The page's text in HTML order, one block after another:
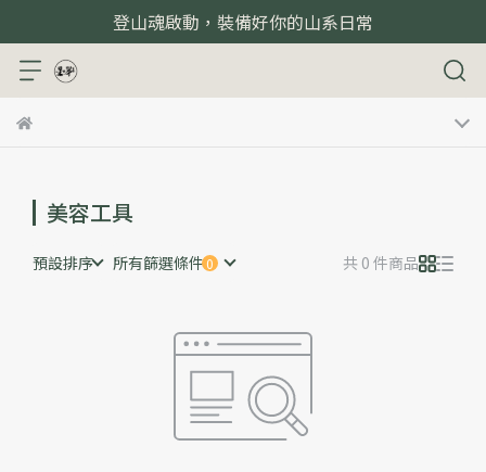
登山魂啟動，裝備好你的山系日常
美容工具
預設排序 所有篩選條件 共 0 件商品